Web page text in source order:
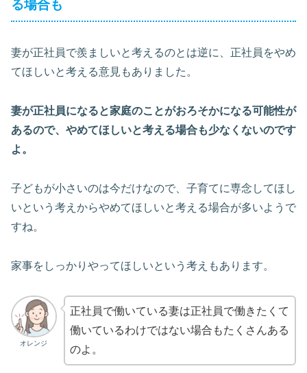
る場合も
妻が正社員で羨ましいと考えるのとは逆に、正社員をやめ
てほしいと考える意見もありました。
妻が正社員になると家庭のことがおろそかになる可能性が
あるので、やめてほしいと考える場合も少なくないのです
よ。
子どもが小さいのは今だけなので、子育てに専念してほし
いという考えからやめてほしいと考える場合が多いようで
すね。
家事をしっかりやってほしいという考えもあります。
オレンジ
正社員で働いている妻は正社員で働きたくて
働いているわけではない場合もたくさんある
のよ。